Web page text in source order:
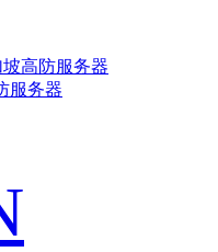
坡高防服务器
服务器